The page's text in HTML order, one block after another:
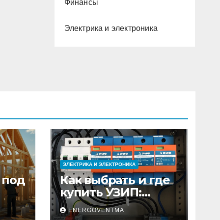
Финансы
Электрика и электроника
под
ЭЛЕКТРИКА И ЭЛЕКТРОНИКА
Как выбрать и где
купить УЗИП:
особенности
устройств защиты
ENERGOVENTMA